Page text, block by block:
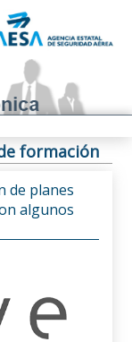
formación
de planes
algunos